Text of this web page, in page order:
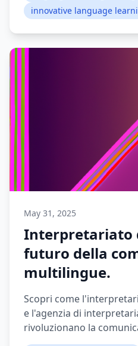
innovative language
May 31, 2025
Interpretariato
futuro della
multilingue.
Scopri come
e l'agenzia di
rivoluzionano la